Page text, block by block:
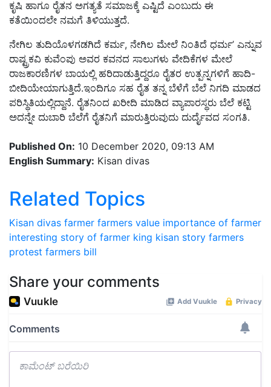
ಕೃಷಿ ಹಾಗೂ ರೈತನ ಅಗತ್ಯತೆ ಸಮಾಜಕ್ಕೆ ಎಷ್ಟಿದೆ ಎಂಬುದು ಈ
ಕತೆಯಿಂದಲೇ ನಮಗೆ ತಿಳಿಯುತ್ತದೆ.
ನೇಗಿಲ ತುದಿಯೊಳಗಡಗಿದೆ ಕರ್ಮ, ನೇಗಿಲ ಮೇಲೆ ನಿಂತಿದೆ ಧರ್ಮ’ ಎನ್ನುವ
ರಾಷ್ಟ್ರಕವಿ ಕುವೆಂಪು ಅವರ ಕವನದ ಸಾಲುಗಳು ವೇದಿಕೆಗಳ ಮೇಲೆ
ರಾಜಕಾರಣಿಗಳ ಬಾಯಲ್ಲಿ ಹರಿದಾಡುತ್ತಿದ್ದರೂ ರೈತರ ಉತ್ಪನ್ನಗಳಿಗೆ ಹಾದಿ-
ಬೀದಿಯೇಯಾಗುತ್ತಿದೆ.ಇಂದಿಗೂ ಸಹ ರೈತ ತನ್ನ ಬೆಳೆಗೆ ಬೆಲೆ ನಿಗದಿ ಮಾಡದ
ಪರಿಸ್ಥಿತಿಯಲ್ಲಿದ್ದಾನೆ. ರೈತನಿಂದ ಖರೀದಿ ಮಾಡಿದ ವ್ಯಾಪಾರಸ್ಥರು ಬೆಲೆ ಕಟ್ಟಿ
ಅದನ್ನೇ ದುಬಾರಿ ಬೆಲೆಗೆ ರೈತನಿಗೆ ಮಾರುತ್ತಿರುವುದು ದುರ್ದೈವದ ಸಂಗತಿ.
Published On: 10 December 2020, 09:13 AM
English Summary: Kisan divas
Related Topics
Kisan divas farmer farmers value importance of farmer
interesting story of farmer king kisan story farmers
protest farmers bill
Share your comments